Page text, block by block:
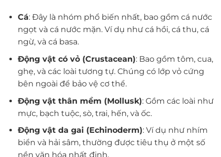
Cá: Đây là nhóm phổ biến nhất, bao gồm cá nước
ngọt và cá nước mặn. Ví dụ như cá hồi, cá thu, cá
ngừ, và cá basa.
Động vật có vỏ (Crustacean): Bao gồm tôm, cua,
ghẹ, và các loài tương tự. Chúng có lớp vỏ cứng
bên ngoài để bảo vệ cơ thể.
Động vật thân mềm (Mollusk): Gồm các loài như
mực, bạch tuộc, sò, trai, hến, và ốc.
Động vật da gai (Echinoderm): Ví dụ như nhím
biển và hải sâm, thường được tiêu thụ ở một số
nền văn hóa nhất định.